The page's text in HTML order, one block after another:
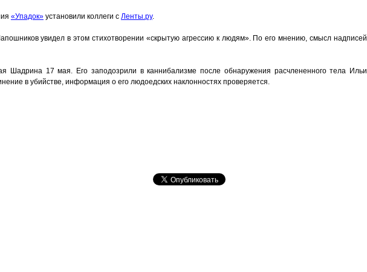
«Упадок» установили коллеги с Ленты.ру.
увидел в этом стихотворении «скрытую агрессию к людям». По его мнению, смысл надписей
Шадрина 17 мая. Его заподозрили в каннибализме после обнаружения расчлененного тела Ильи
в убийстве, информация о его людоедских наклонностях проверяется.